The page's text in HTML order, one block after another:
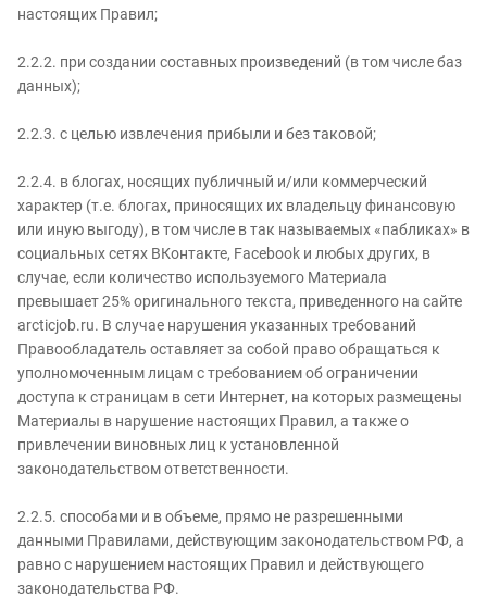
настоящих Правил;
2.2.2. при создании составных произведений (в том числе баз
данных);
2.2.3. с целью извлечения прибыли и без таковой;
2.2.4. в блогах, носящих публичный и/или коммерческий
характер (т.е. блогах, приносящих их владельцу финансовую
или иную выгоду), в том числе в так называемых «пабликах» в
социальных сетях ВКонтакте, Facebook и любых других, в
случае, если количество используемого Материала
превышает 25% оригинального текста, приведенного на сайте
arcticjob.ru. В случае нарушения указанных требований
Правообладатель оставляет за собой право обращаться к
уполномоченным лицам с требованием об ограничении
доступа к страницам в сети Интернет, на которых размещены
Материалы в нарушение настоящих Правил, а также о
привлечении виновных лиц к установленной
законодательством ответственности.
2.2.5. способами и в объеме, прямо не разрешенными
данными Правилами, действующим законодательством РФ, а
равно с нарушением настоящих Правил и действующего
законодательства РФ.